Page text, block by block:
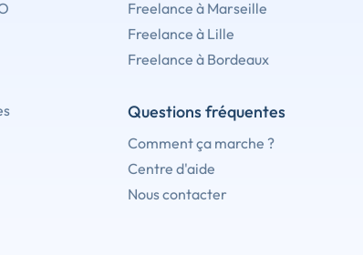
Freelance à Marseille
Freelance à Lille
Freelance à Bordeaux
Questions fréquentes
Comment ça marche ?
Centre d'aide
Nous contacter